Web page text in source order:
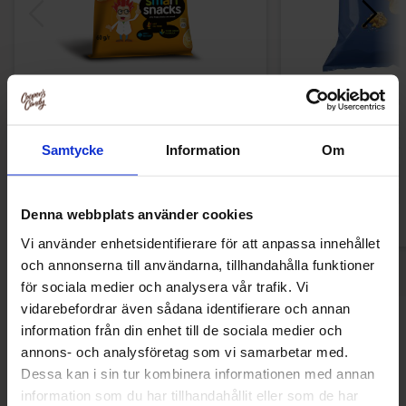
Samtycke Information Om
Denna webbplats använder cookies
Vi använder enhetsidentifierare för att anpassa innehållet
och annonserna till användarna, tillhandahålla funktioner
för sociala medier och analysera vår trafik. Vi
vidarebefordrar även sådana identifierare och annan
information från din enhet till de sociala medier och
annons- och analysföretag som vi samarbetar med.
Dessa kan i sin tur kombinera informationen med annan
information som du har tillhandahållit eller som de har
OHO Snacks Cheese & Onion 50g
Redhead Chips
Andre kunne lide